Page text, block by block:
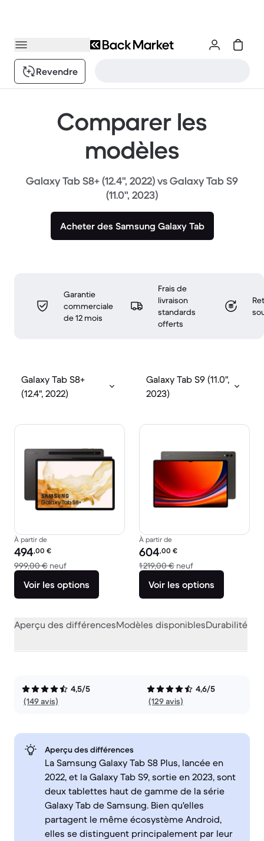
Revendre
Comparer les
modèles
Galaxy Tab S8+ (12.4", 2022) vs Galaxy Tab S9
(11.0", 2023)
Acheter des Samsung Galaxy Tab
Garantie
commerciale
de 12 mois
Frais de
livraison
standards
offerts
Galaxy Tab S8+
(12.4", 2022)
Galaxy Tab S9 (11.0",
2023)
À partir de
Prix reconditionné :
494,00 €
999,00 € neufcontre 999,00 € neuf
Voir les options
À partir de
Prix reconditionné :
604,00 €
1 219,00 € neufcontre 1 219,00 €
Voir les options
Aperçu des différencesModèles disponiblesDurabilité
4,5/5
(149 avis)
4,6/5
(129 avis)
Aperçu des différences
La Samsung Galaxy Tab S8 Plus, lancée en
2022, et la Galaxy Tab S9, sortie en 2023, sont
deux tablettes haut de gamme de la série
Galaxy Tab de Samsung. Bien qu'elles
partagent le même écosystème Android,
elles se distinguent principalement par leur